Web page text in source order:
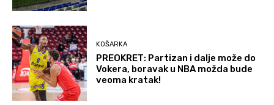
KOŠARKA
PREOKRET: Partizan i dalje može do
Vokera, boravak u NBA možda bude
veoma kratak!